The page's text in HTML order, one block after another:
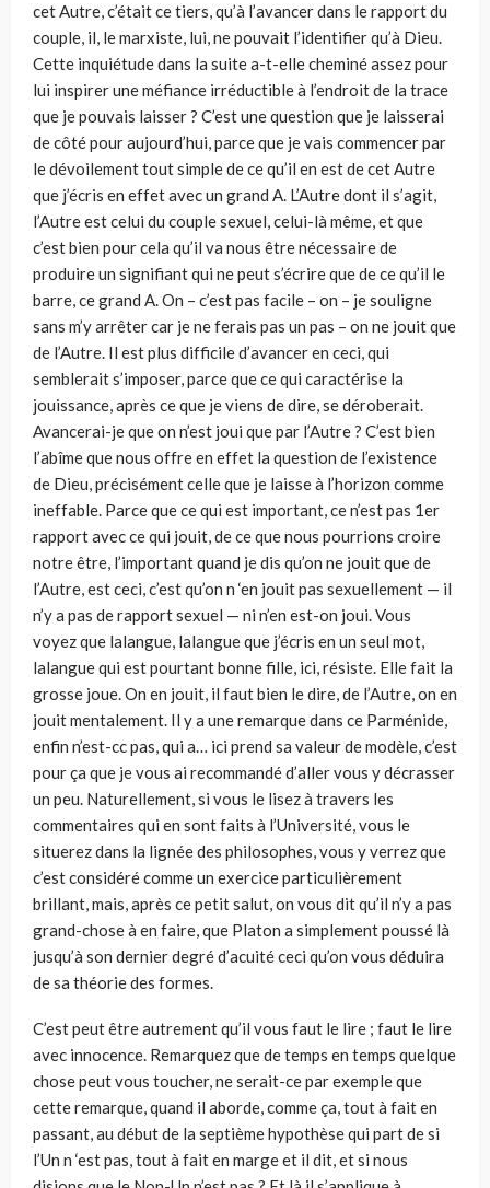
cet Autre, c’était ce tiers, qu’à l’avancer dans le rapport du
couple, il, le marxiste, lui, ne pouvait l’identifier qu’à Dieu.
Cette inquiétude dans la suite a-t-elle cheminé assez pour
lui inspirer une méfiance irréductible à l’endroit de la trace
que je pouvais laisser ? C’est une question que je laisserai
de côté pour aujourd’hui, parce que je vais commencer par
le dévoilement tout simple de ce qu’il en est de cet Autre
que j’écris en effet avec un grand A. L’Autre dont il s’agit,
l’Autre est celui du couple sexuel, celui-là même, et que
c’est bien pour cela qu’il va nous être nécessaire de
produire un signifiant qui ne peut s’écrire que de ce qu’il le
barre, ce grand A. On – c’est pas facile – on – je souligne
sans m’y arrêter car je ne ferais pas un pas – on ne jouit que
de l’Autre. Il est plus difficile d’avancer en ceci, qui
semblerait s’imposer, parce que ce qui caractérise la
jouissance, après ce que je viens de dire, se déroberait.
Avancerai-je que on n’est joui que par l’Autre ? C’est bien
l’abîme que nous offre en effet la question de l’existence
de Dieu, précisément celle que je laisse à l’horizon comme
ineffable. Parce que ce qui est important, ce n’est pas 1er
rapport avec ce qui jouit, de ce que nous pourrions croire
notre être, l’important quand je dis qu’on ne jouit que de
l’Autre, est ceci, c’est qu’on n ‘en jouit pas sexuellement — il
n’y a pas de rapport sexuel — ni n’en est-on joui. Vous
voyez que lalangue, lalangue que j’écris en un seul mot,
lalangue qui est pourtant bonne fille, ici, résiste. Elle fait la
grosse joue. On en jouit, il faut bien le dire, de l’Autre, on en
jouit mentalement. Il y a une remarque dans ce Parménide,
enfin n’est-cc pas, qui a… ici prend sa valeur de modèle, c’est
pour ça que je vous ai recommandé d’aller vous y décrasser
un peu. Naturellement, si vous le lisez à travers les
commentaires qui en sont faits à l’Université, vous le
situerez dans la lignée des philosophes, vous y verrez que
c’est considéré comme un exercice particulièrement
brillant, mais, après ce petit salut, on vous dit qu’il n’y a pas
grand-chose à en faire, que Platon a simplement poussé là
jusqu’à son dernier degré d’acuité ceci qu’on vous déduira
de sa théorie des formes.
C’est peut être autrement qu’il vous faut le lire ; faut le lire
avec innocence. Remarquez que de temps en temps quelque
chose peut vous toucher, ne serait-ce par exemple que
cette remarque, quand il aborde, comme ça, tout à fait en
passant, au début de la septième hypothèse qui part de si
l’Un n ‘est pas, tout à fait en marge et il dit, et si nous